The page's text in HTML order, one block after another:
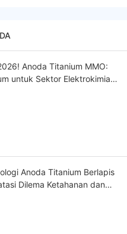
Anoda Titanium MMO:
untuk Sektor Elektrokimia
Anoda Titanium Berlapis
Dilema Ketahanan dan